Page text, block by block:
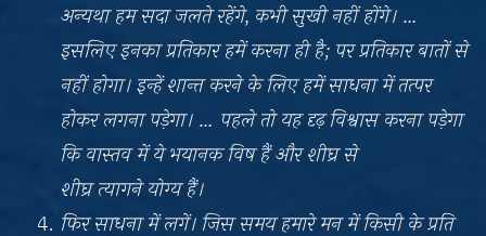
अन्यथा हम सदा जलते रहेंगे, कभी सुखी नहीं होंगे। …
इसलिए इनका प्रतिकार हमें करना ही है; पर प्रतिकार बातों से
नहीं होगा। इन्हें शान्त करने के लिए हमें साधना में तत्पर
होकर लगना पड़ेगा। … पहले तो यह दृढ़ विश्वास करना पड़ेगा
कि वास्तव में ये भयानक विष हैं और शीघ्र से
शीघ्र त्यागने योग्य हैं।
फिर साधना में लगें। जिस समय हमारे मन में किसी के प्रति